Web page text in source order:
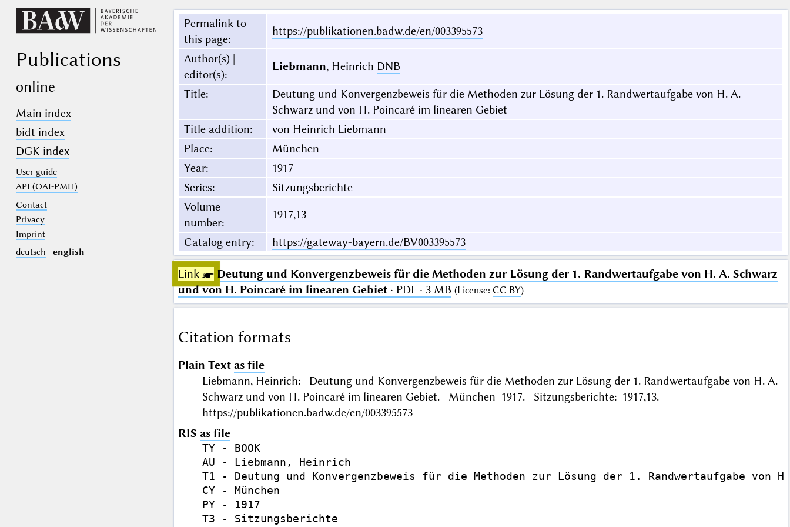
Publications
online
Main index
bidt index
DGK index
User guide
API (OAI-PMH)
Contact
Privacy
Imprint
deutsch
english
Permalink to
this page:
https://publikationen.badw.de/en/003395573
Author(s) |
editor(s):
Liebmann, Heinrich DNB
Title:
Deutung und Konvergenzbeweis für die Methoden zur Lösung der 1. Randwertaufgabe von H. A.
Schwarz und von H. Poincaré im linearen Gebiet
Title addition:
von Heinrich Liebmann
Place:
München
Year:
1917
Series:
Sitzungsberichte
Volume
number:
1917,13
Catalog entry: https://gateway-bayern.de/BV003395573
Link ☛ Deutung und Konvergenzbeweis für die Methoden zur Lösung der 1. Randwertaufgabe von H. A. Schwarz
und von H. Poincaré im linearen Gebiet· PDF · 3 MB (License: CC BY)
Citation formats
Plain Text as file
Liebmann, Heinrich: Deutung und Konvergenzbeweis für die Methoden zur Lösung der 1. Randwertaufgabe von H. A.
Schwarz und von H. Poincaré im linearen Gebiet. München 1917. Sitzungsberichte: 1917,13.
https://publikationen.badw.de/en/003395573
RIS as file
TY - BOOK
AU - Liebmann, Heinrich
T1 - Deutung und Konvergenzbeweis für die Methoden zur Lösung der 1. Randwertaufgabe
CY - München
PY - 1917
T3 - Sitzungsberichte